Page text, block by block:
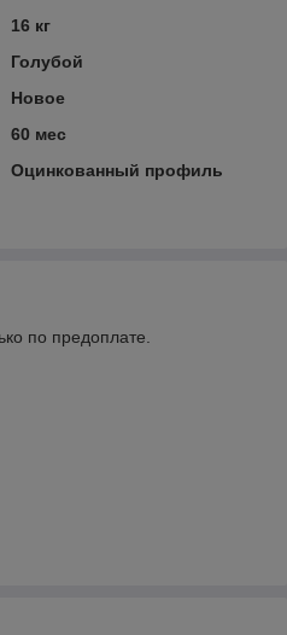
16 кг
Голубой
Новое
60 мес
Оцинкованный профиль
по предоплате.